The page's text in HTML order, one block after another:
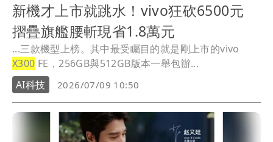
新機才上市就跳水！vivo狂砍6500元
摺疊旗艦腰斬現省1.8萬元
...三款機型上榜。其中最受矚目的就是剛上市的vivo
X300 FE，256GB與512GB版本一舉包辦...
AI科技
2026/07/09 10:50